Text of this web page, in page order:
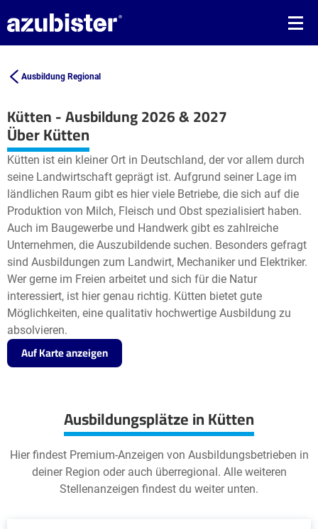
Ausbildung Regional
Kütten - Ausbildung 2026 & 2027
+
−
Leaflet | ©OpenStreetMap2
Über Kütten
Kütten ist ein kleiner Ort in Deutschland, der vor allem durch
seine Landwirtschaft geprägt ist. Aufgrund seiner Lage im
ländlichen Raum gibt es hier viele Betriebe, die sich auf die
Produktion von Milch, Fleisch und Obst spezialisiert haben.
Auch im Baugewerbe und Handwerk gibt es zahlreiche
Unternehmen, die Auszubildende suchen. Besonders gefragt
sind Ausbildungen zum Landwirt, Mechaniker und Elektriker.
Wer gerne im Freien arbeitet und sich für die Natur
interessiert, ist hier genau richtig. Kütten bietet gute
Möglichkeiten, eine qualitativ hochwertige Ausbildung zu
absolvieren.
Auf Karte anzeigen
Ausbildungsplätze in Kütten
Hier findest Premium-Anzeigen von Ausbildungsbetrieben in
deiner Region oder auch überregional. Alle weiteren
Stellenanzeigen findest du weiter unten.